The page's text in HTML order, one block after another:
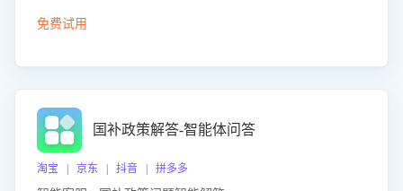
免费试用
国补政策解答-智能体问答
淘宝 | 京东 | 抖音 | 拼多多